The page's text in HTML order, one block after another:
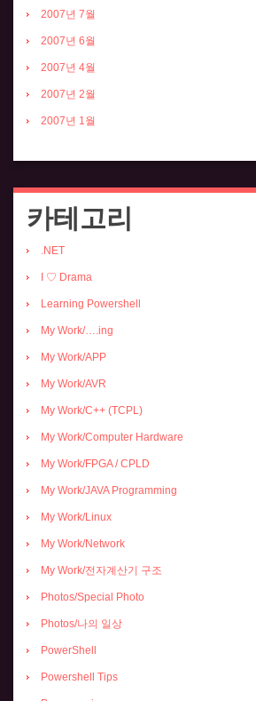
2007년 7월
2007년 6월
2007년 4월
2007년 2월
2007년 1월
카테고리
.NET
I ♡ Drama
Learning Powershell
My Work/….ing
My Work/APP
My Work/AVR
My Work/C++ (TCPL)
My Work/Computer Hardware
My Work/FPGA / CPLD
My Work/JAVA Programming
My Work/Linux
My Work/Network
My Work/전자계산기 구조
Photos/Special Photo
Photos/나의 일상
PowerShell
Powershell Tips